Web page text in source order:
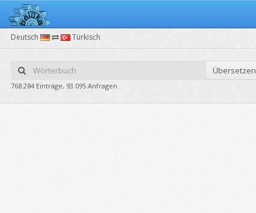
Deutsch Türkisch
Übersetzen
768.284 Einträge, 93.095 Anfragen